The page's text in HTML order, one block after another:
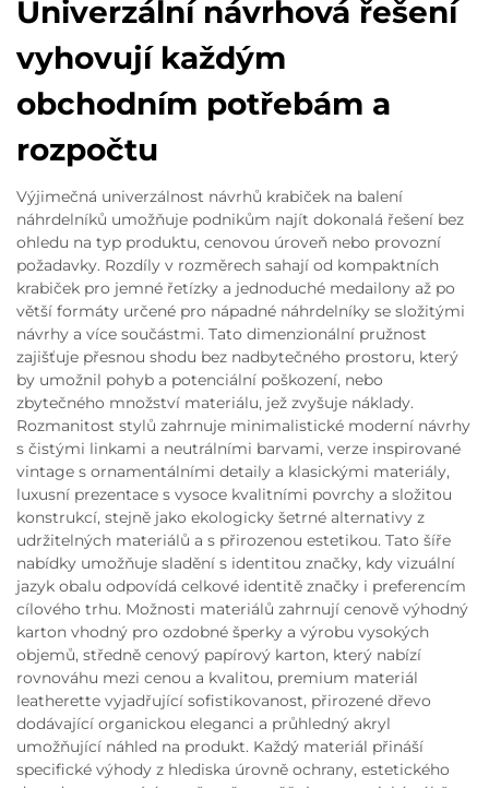
Univerzální návrhová řešení
vyhovují každým
obchodním potřebám a
rozpočtu
Výjimečná univerzálnost návrhů krabiček na balení
náhrdelníků umožňuje podnikům najít dokonalá řešení bez
ohledu na typ produktu, cenovou úroveň nebo provozní
požadavky. Rozdíly v rozměrech sahají od kompaktních
krabiček pro jemné řetízky a jednoduché medailony až po
větší formáty určené pro nápadné náhrdelníky se složitými
návrhy a více součástmi. Tato dimenzionální pružnost
zajišťuje přesnou shodu bez nadbytečného prostoru, který
by umožnil pohyb a potenciální poškození, nebo
zbytečného množství materiálu, jež zvyšuje náklady.
Rozmanitost stylů zahrnuje minimalistické moderní návrhy
s čistými linkami a neutrálními barvami, verze inspirované
vintage s ornamentálními detaily a klasickými materiály,
luxusní prezentace s vysoce kvalitními povrchy a složitou
konstrukcí, stejně jako ekologicky šetrné alternativy z
udržitelných materiálů a s přirozenou estetikou. Tato šíře
nabídky umožňuje sladění s identitou značky, kdy vizuální
jazyk obalu odpovídá celkové identitě značky i preferencím
cílového trhu. Možnosti materiálů zahrnují cenově výhodný
karton vhodný pro ozdobné šperky a výrobu vysokých
objemů, středně cenový papírový karton, který nabízí
rovnováhu mezi cenou a kvalitou, premium materiál
leatherette vyjadřující sofistikovanost, přirozené dřevo
dodávající organickou eleganci a průhledný akryl
umožňující náhled na produkt. Každý materiál přináší
specifické výhody z hlediska úrovně ochrany, estetického